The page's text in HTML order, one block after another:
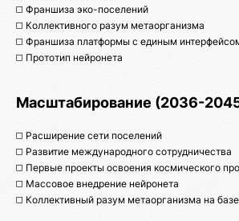
◻️ Франшиза эко-поселений
◻️ Коллективного разум метаорганизма
◻️ Франшиза платформы с единым
◻️ Прототип нейронета
Масштабирование (2036-
◻️ Расширение сети поселений
◻️ Развитие международного сотрудничества
◻️ Первые проекты освоения космического
◻️ Массовое внедрение нейронета
◻️ Коллективный разум метаорганизма на